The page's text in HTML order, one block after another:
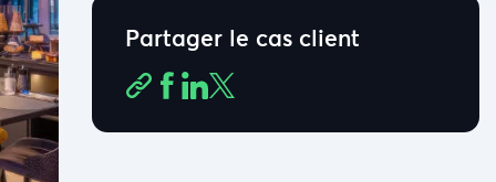
Partager le cas client